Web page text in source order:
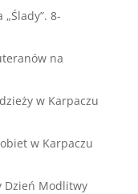
8-
na
w Karpaczu
w Karpaczu
Dzień Modlitwy